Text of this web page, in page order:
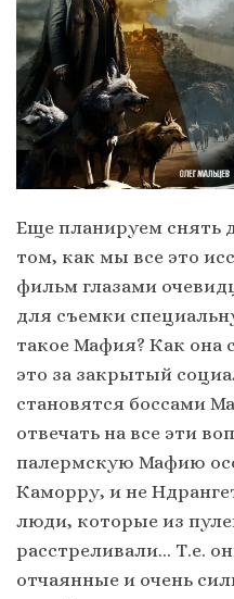
Еще планируем снять
том, как мы все это
фильм глазами
для съемки
такое Мафия? Как она
это за закрытый
становятся боссами
отвечать на все эти
палермскую Мафию
Каморру, и не
люди, которые из
расстреливали… Т.е.
отчаянные и очень